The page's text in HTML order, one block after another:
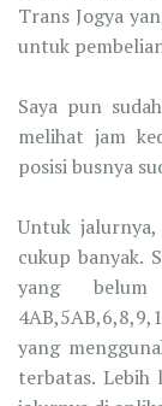
Trans Jogya
untuk
Saya pun
melihat jam
posisi busnya
Untuk
cukup banyak.
yang
yang
terbatas. Lebih